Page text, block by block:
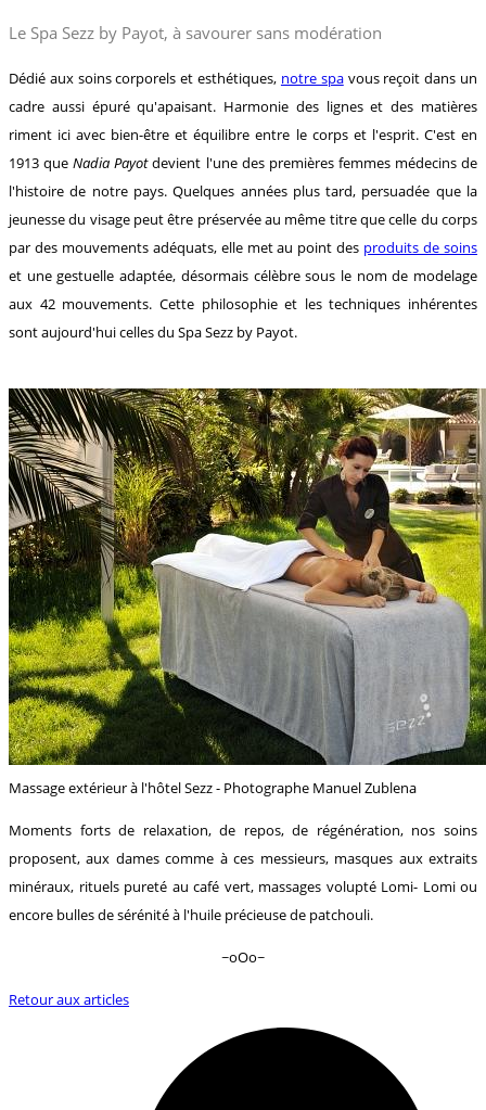
Le Spa Sezz by Payot, à savourer sans modération
Dédié aux soins corporels et esthétiques, notre spavous reçoit dans un
cadre aussi épuré qu'apaisant. Harmonie des lignes et des matières
riment ici avec bien-être et équilibre entre le corps et l'esprit. C'est en
1913 queNadia Payotdevient l'une des premières femmes médecins de
l'histoire de notre pays. Quelques années plus tard, persuadée que la
jeunesse du visage peut être préservée au même titre que celle du corps
par des mouvements adéquats, elle met au point des produits de soins
et une gestuelle adaptée, désormais célèbre sous le nom de modelage
aux 42 mouvements. Cette philosophie et les techniques inhérentes
sont aujourd'hui celles du Spa Sezz by Payot.
Massage extérieur à l'hôtel Sezz - Photographe Manuel Zublena
Moments forts de relaxation, de repos, de régénération, nos soins
proposent, aux dames comme à ces messieurs, masques aux extraits
minéraux, rituels pureté au café vert, massages volupté Lomi- Lomi ou
encore bulles de sérénité à l'huile précieuse de patchouli.
~oOo~
Retour aux articles